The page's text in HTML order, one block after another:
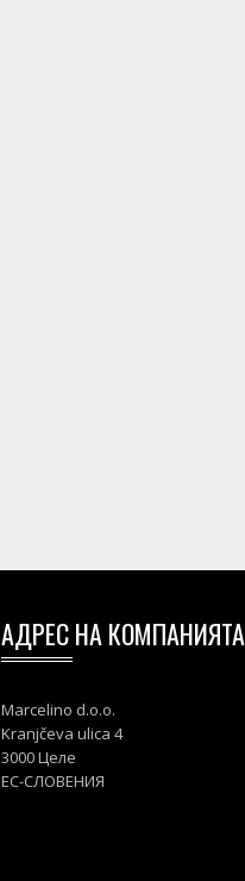
АДРЕС НА КОМПАНИЯТА
Marcelino d.o.o.
Kranjčeva ulica 4
3000 Целе
ЕС-СЛОВЕНИЯ